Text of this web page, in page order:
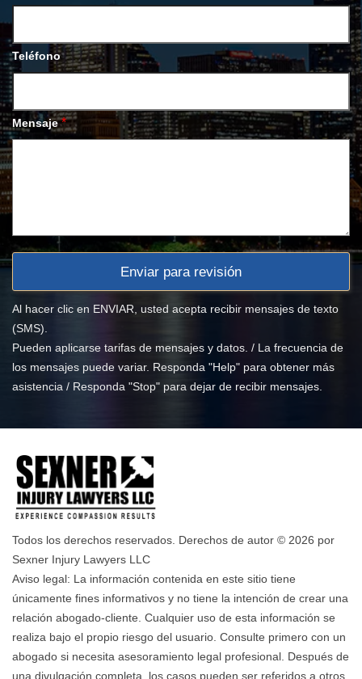
Teléfono
Mensaje *
Al hacer clic en ENVIAR, usted acepta recibir mensajes de texto
(SMS).
Pueden aplicarse tarifas de mensajes y datos. / La frecuencia de
los mensajes puede variar. Responda "Help" para obtener más
asistencia / Responda "Stop" para dejar de recibir mensajes.
Todos los derechos reservados. Derechos de autor © 2026 por
Sexner Injury Lawyers LLC
Aviso legal: La información contenida en este sitio tiene
únicamente fines informativos y no tiene la intención de crear una
relación abogado-cliente. Cualquier uso de esta información se
realiza bajo el propio riesgo del usuario. Consulte primero con un
abogado si necesita asesoramiento legal profesional. Después de
una divulgación completa, los casos pueden ser referidos a otros